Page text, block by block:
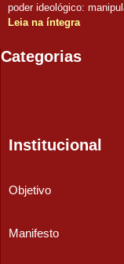
poder ideológico:
Leia na íntegra
Categorias
Institucional
Objetivo
Manifesto